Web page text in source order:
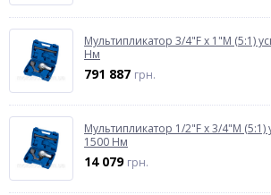
Мультипликатор 3/4"F x 1"M (5:1)
Нм
791 887 грн.
Мультипликатор 1/2"F x 3/4"M (5:1)
1500 Нм
14 079 грн.